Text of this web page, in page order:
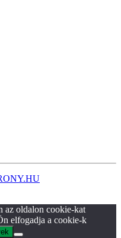
az oldalon cookie-kat
elfogadja a cookie-k